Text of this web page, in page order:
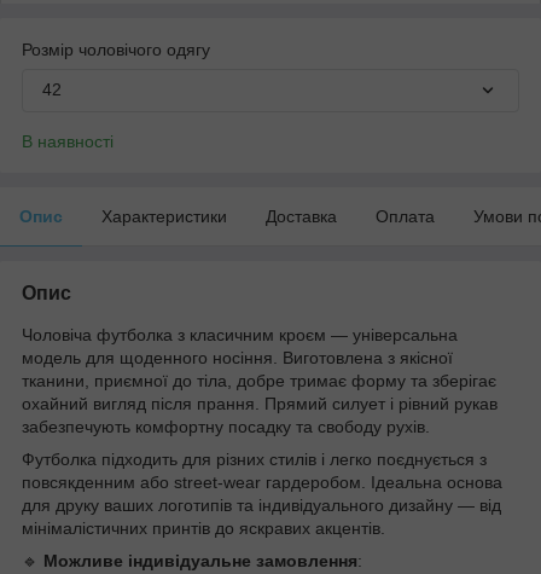
Розмір чоловічого одягу
42
В наявності
Опис Характеристики Доставка Оплата Умови
Опис
Чоловіча футболка з класичним кроєм — універсальна
модель для щоденного носіння. Виготовлена з якісної
тканини, приємної до тіла, добре тримає форму та зберігає
охайний вигляд після прання. Прямий силует і рівний рукав
забезпечують комфортну посадку та свободу рухів.
Футболка підходить для різних стилів і легко поєднується з
повсякденним або street-wear гардеробом. Ідеальна основа
для друку ваших логотипів та індивідуального дизайну — від
мінімалістичних принтів до яскравих акцентів.
🔹 Можливе індивідуальне замовлення: